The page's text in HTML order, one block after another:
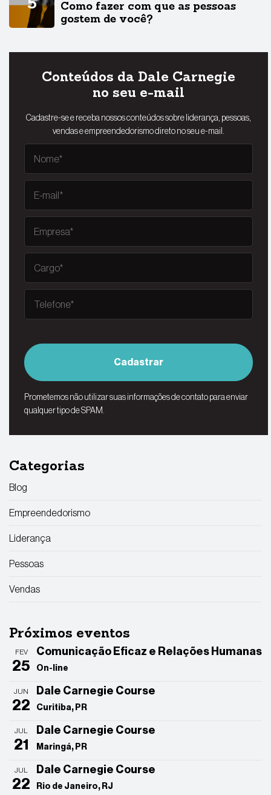
Como fazer com que as pessoas
gostem de você?
Conteúdos da Dale Carnegie
no seu e-mail
Cadastre-se e receba nossos conteúdos sobre liderança, pessoas,
vendas e empreendedorismo direto no seu e-mail.
Cadastrar
Prometemos não utilizar suas informações de contato para enviar
qualquer tipo de SPAM.
Categorias
Blog
Empreendedorismo
Liderança
Pessoas
Vendas
Próximos eventos
FEV
25
Comunicação Eficaz e Relações Humanas
On-line
JUN
22
Dale Carnegie Course
Curitiba, PR
JUL
21
Dale Carnegie Course
Maringá, PR
JUL
22
Dale Carnegie Course
Rio de Janeiro, RJ